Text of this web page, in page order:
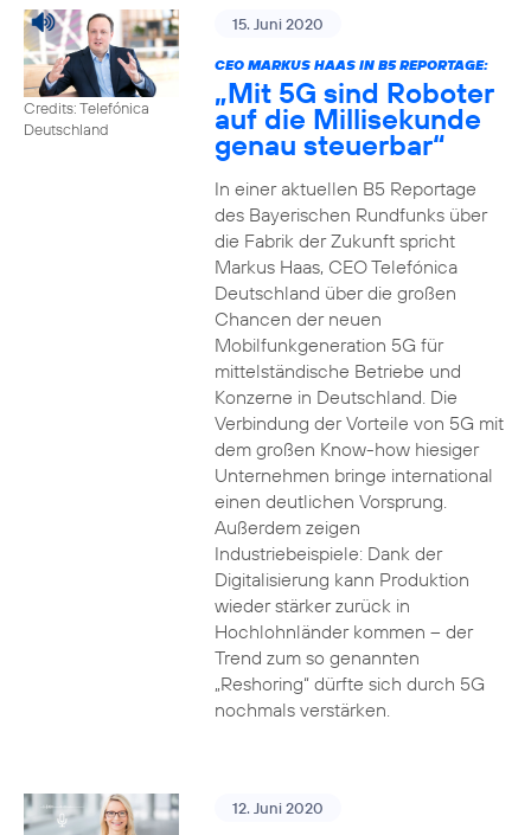
Credits: Telefónica
Deutschland
15. Juni 2020
CEO MARKUS HAAS IN B5 REPORTAGE:
„Mit 5G sind Roboter
auf die Millisekunde
genau steuerbar“
In einer aktuellen B5 Reportage
des Bayerischen Rundfunks über
die Fabrik der Zukunft spricht
Markus Haas, CEO Telefónica
Deutschland über die großen
Chancen der neuen
Mobilfunkgeneration 5G für
mittelständische Betriebe und
Konzerne in Deutschland. Die
Verbindung der Vorteile von 5G mit
dem großen Know-how hiesiger
Unternehmen bringe international
einen deutlichen Vorsprung.
Außerdem zeigen
Industriebeispiele: Dank der
Digitalisierung kann Produktion
wieder stärker zurück in
Hochlohnländer kommen – der
Trend zum so genannten
„Reshoring“ dürfte sich durch 5G
nochmals verstärken.
12. Juni 2020